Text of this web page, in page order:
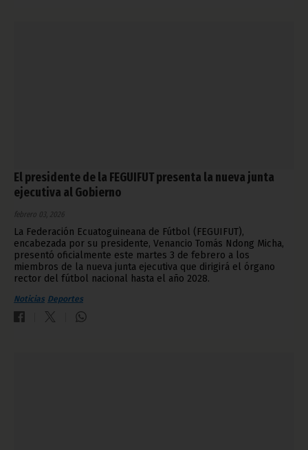
El presidente de la FEGUIFUT presenta la nueva junta
ejecutiva al Gobierno
febrero 03, 2026
La Federación Ecuatoguineana de Fútbol (FEGUIFUT),
encabezada por su presidente, Venancio Tomás Ndong Micha,
presentó oficialmente este martes 3 de febrero a los
miembros de la nueva junta ejecutiva que dirigirá el órgano
rector del fútbol nacional hasta el año 2028.
Noticias Deportes